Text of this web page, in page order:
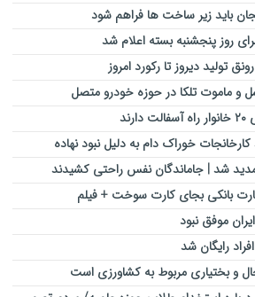
باید زیر ساخت ها فراهم شود
روز پنجشنبه بسته اعلام شد
تولید دیروز تا رکورد امروز
و ماموت تلکا در حوزه خودرو متصل
شد | جاماندگان نفس راحتی کشیدند
بانکی بجای کارت سوخت + فیلم
موفق نبود
رایگان شد